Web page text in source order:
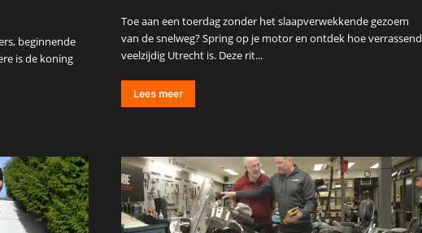
beginnende
is de koning
Toe aan een toerdag zonder het slaapverwekkende gezoem
van de snelweg? Spring op je motor en ontdek hoe verrassend
veelzijdig Utrecht is. Deze rit...
Lees meer